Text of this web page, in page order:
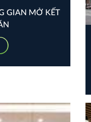
GIAN MỞ KẾT